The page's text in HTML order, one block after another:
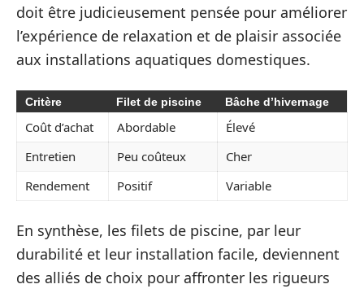
doit être judicieusement pensée pour améliorer
l’expérience de relaxation et de plaisir associée
aux installations aquatiques domestiques.
Critère Filet de piscine Bâche d’hivernage
Coût d’achat Abordable
Élevé
Entretien
Peu coûteux
Cher
Rendement
Positif Variable
En synthèse, les filets de piscine, par leur
durabilité et leur installation facile, deviennent
des alliés de choix pour affronter les rigueurs